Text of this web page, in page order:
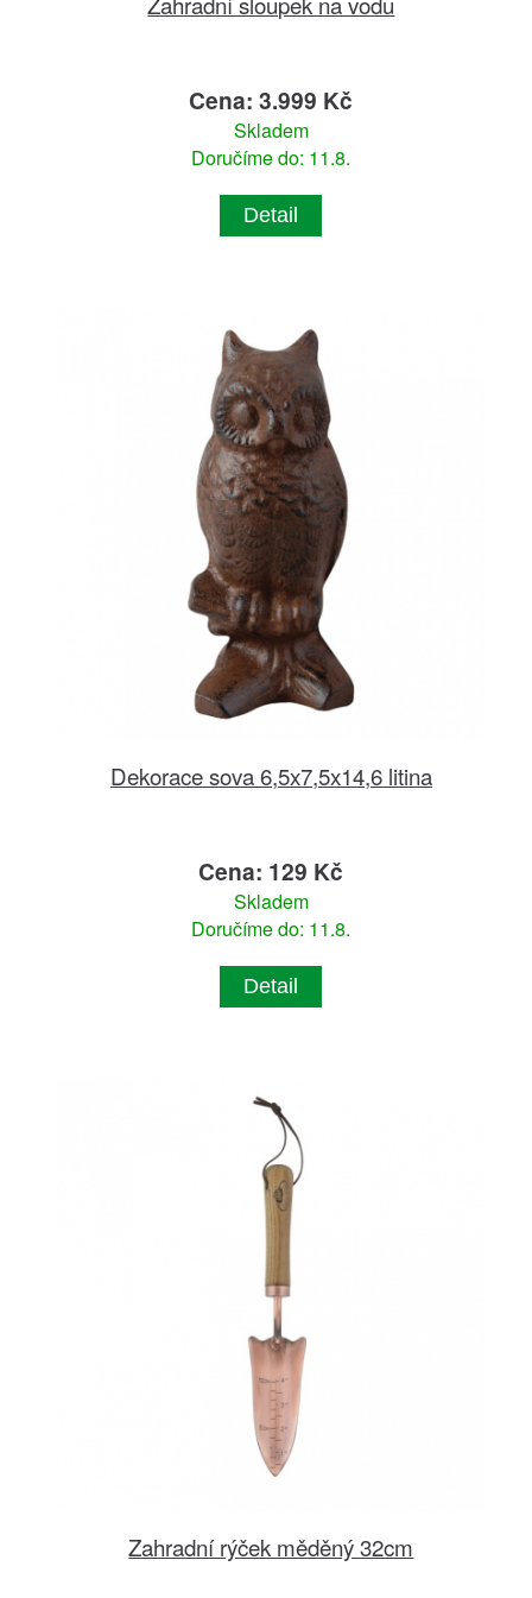
Cena: 3.999 Kč
Skladem
Doručíme do: 11.8.
Detail
Dekorace sova 6,5x7,5x14,6 litina
Cena: 129 Kč
Skladem
Doručíme do: 11.8.
Detail
Zahradní rýček měděný 32cm